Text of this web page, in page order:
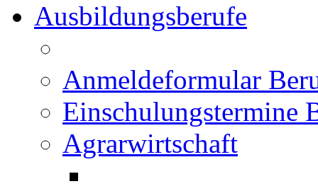
Ausbildungsberufe
Anmeldeformular
Einschulungstermine
Agrarwirtschaft